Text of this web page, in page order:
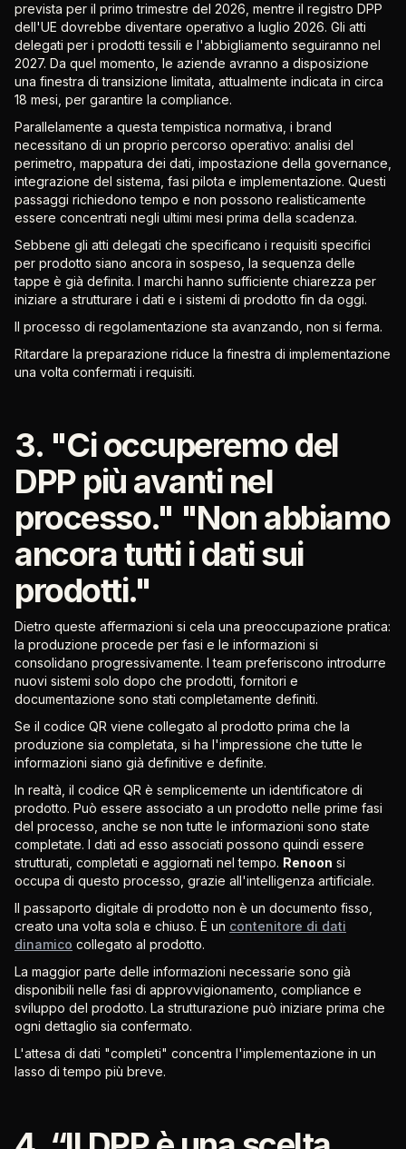
prevista per il primo trimestre del 2026, mentre il registro DPP
dell'UE dovrebbe diventare operativo a luglio 2026. Gli atti
delegati per i prodotti tessili e l'abbigliamento seguiranno nel
2027. Da quel momento, le aziende avranno a disposizione
una finestra di transizione limitata, attualmente indicata in circa
18 mesi, per garantire la compliance.
Parallelamente a questa tempistica normativa, i brand
necessitano di un proprio percorso operativo: analisi del
perimetro, mappatura dei dati, impostazione della governance,
integrazione del sistema, fasi pilota e implementazione. Questi
passaggi richiedono tempo e non possono realisticamente
essere concentrati negli ultimi mesi prima della scadenza.
Sebbene gli atti delegati che specificano i requisiti specifici
per prodotto siano ancora in sospeso, la sequenza delle
tappe è già definita. I marchi hanno sufficiente chiarezza per
iniziare a strutturare i dati e i sistemi di prodotto fin da oggi.
Il processo di regolamentazione sta avanzando, non si ferma.
Ritardare la preparazione riduce la finestra di implementazione
una volta confermati i requisiti.
3. "Ci occuperemo del
DPP più avanti nel
processo." "Non abbiamo
ancora tutti i dati sui
prodotti."
Dietro queste affermazioni si cela una preoccupazione pratica:
la produzione procede per fasi e le informazioni si
consolidano progressivamente. I team preferiscono introdurre
nuovi sistemi solo dopo che prodotti, fornitori e
documentazione sono stati completamente definiti.
Se il codice QR viene collegato al prodotto prima che la
produzione sia completata, si ha l'impressione che tutte le
informazioni siano già definitive e definite.
In realtà, il codice QR è semplicemente un identificatore di
prodotto. Può essere associato a un prodotto nelle prime fasi
del processo, anche se non tutte le informazioni sono state
completate. I dati ad esso associati possono quindi essere
strutturati, completati e aggiornati nel tempo. Renoon si
occupa di questo processo, grazie all'intelligenza artificiale.
Il passaporto digitale di prodotto non è un documento fisso,
creato una volta sola e chiuso. È un contenitore di dati
dinamico collegato al prodotto.
La maggior parte delle informazioni necessarie sono già
disponibili nelle fasi di approvvigionamento, compliance e
sviluppo del prodotto. La strutturazione può iniziare prima che
ogni dettaglio sia confermato.
L'attesa di dati "completi" concentra l'implementazione in un
lasso di tempo più breve.